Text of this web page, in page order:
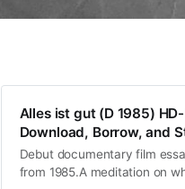
Alles ist gut (D 1985)
Download, Borrow, and
Debut documentary film
from 1985.A meditation on